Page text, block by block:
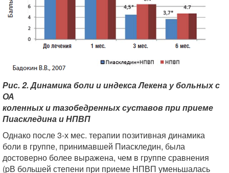
Рис. 2. Динамика боли и индекса Лекена у больных с
ОА
коленных и тазобедренных суставов при приеме
Пиаскледина и НПВП
Однако после 3-х мес. терапии позитивная динамика
боли в группе, принимавшей Пиаскледин, была
достоверно более выражена, чем в группе сравнения
(pВ большей степени при приеме НПВП уменьшалась